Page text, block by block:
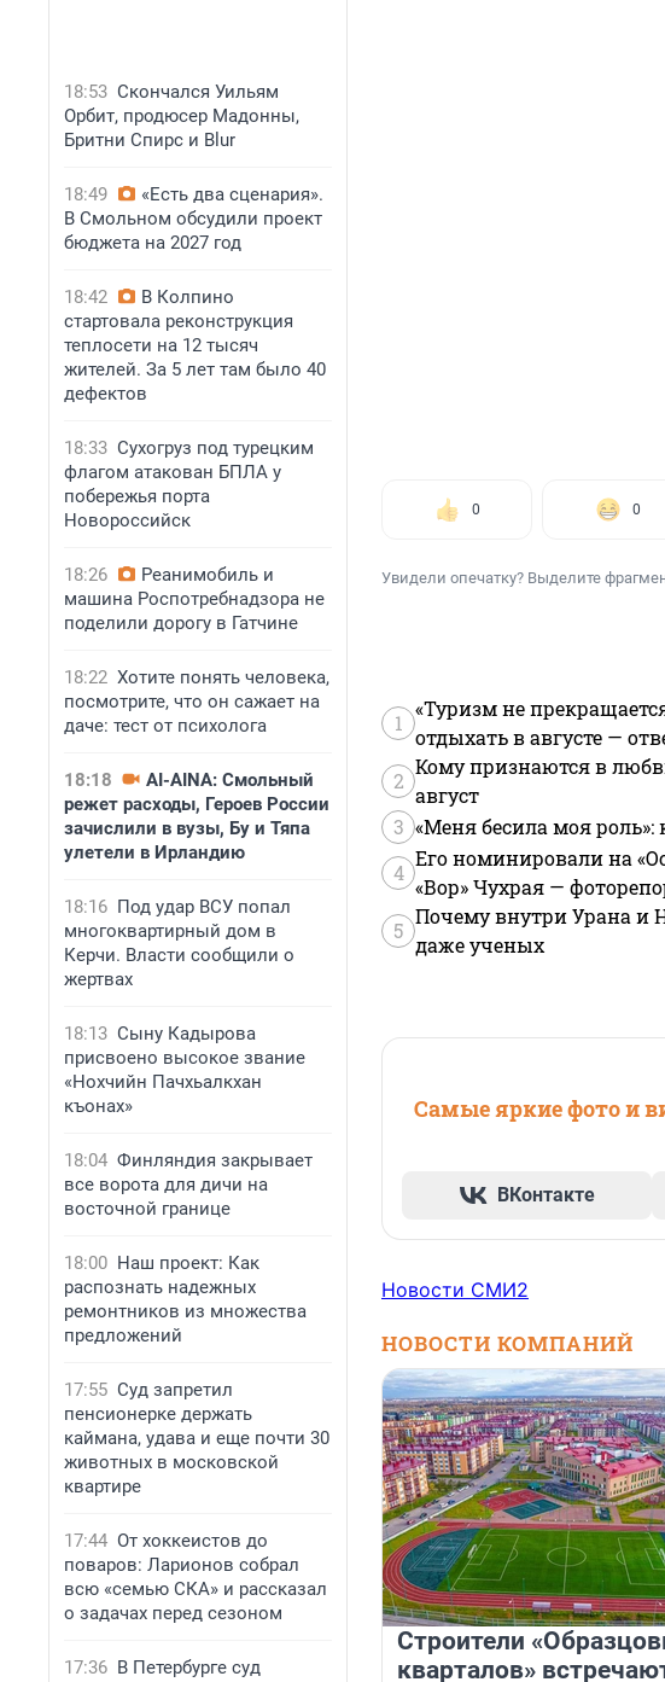
18:53 Скончался Уильям
Орбит, продюсер Мадонны,
Бритни Спирс и Blur
18:49
«Есть два сценария».
В Смольном обсудили проект
бюджета на 2027 год
18:42
В Колпино
стартовала реконструкция
теплосети на 12 тысяч
жителей. За 5 лет там было 40
дефектов
18:33 Сухогруз под турецким
флагом атакован БПЛА у
побережья порта
Новороссийск
18:26
Реанимобиль и
машина Роспотребнадзора не
поделили дорогу в Гатчине
18:22 Хотите понять человека,
посмотрите, что он сажает на
даче: тест от психолога
18:18
AI-AINA: Смольный
режет расходы, Героев России
зачислили в вузы, Бу и Тяпа
улетели в Ирландию
18:16 Под удар ВСУ попал
многоквартирный дом в
Керчи. Власти сообщили о
жертвах
18:13 Сыну Кадырова
присвоено высокое звание
«Нохчийн Пачхьалкхан
къонах»
18:04 Финляндия закрывает
все ворота для дичи на
восточной границе
18:00 Наш проект: Как
распознать надежных
ремонтников из множества
предложений
17:55 Суд запретил
пенсионерке держать
каймана, удава и еще почти 30
животных в московской
квартире
17:44 От хоккеистов до
поваров: Ларионов собрал
всю «семью СКА» и рассказал
о задачах перед сезоном
17:36 В Петербурге суд
0 0
Увидели опечатку? Выделите
1
«Туризм не
отдыхать в августе —
2
Кому признаются в
август
3 «Меня бесила моя
4
Его номинировали на
«Вор» Чухрая —
5
Почему внутри Урана и
даже ученых
Самые яркие фото и
ВКонтакте
Новости СМИ2
НОВОСТИ КОМПАНИЙ
Строители
кварталов»